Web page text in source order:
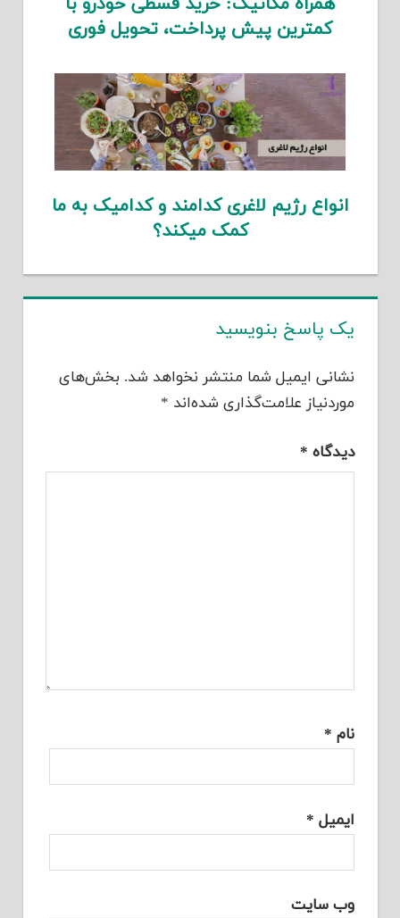
کمترین پیش پرداخت، تحویل فوری
انواع رژیم لاغری کدامند و کدامیک به ما
کمک میکند؟
یک پاسخ بنویسید
نشانی ایمیل شما منتشر نخواهد شد. بخش‌های
موردنیاز علامت‌گذاری شده‌اند *
دیدگاه *
نام *
ایمیل *
وب‌ سایت